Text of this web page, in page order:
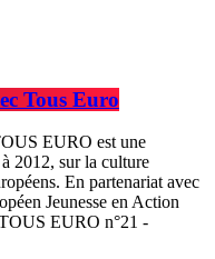
Tous Euro
EURO est une
2012, sur la culture
En partenariat avec
Jeunesse en Action
EURO n°21 -